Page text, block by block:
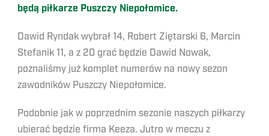
będą piłkarze Puszczy Niepołomice.
Dawid Ryndak wybrał 14, Robert Ziętarski 6, Marcin
Stefanik 11, a z 20 grać będzie Dawid Nowak,
poznaliśmy już komplet numerów na nowy sezon
zawodników Puszczy Niepołomice.
Podobnie jak w poprzednim sezonie naszych piłkarzy
ubierać będzie firma Keeza. Jutro w meczu z